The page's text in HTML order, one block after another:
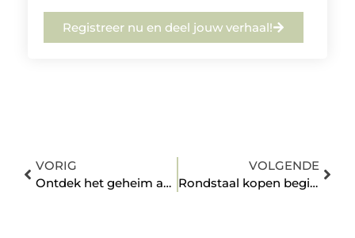
Registreer nu en deel jouw verhaal!
VORIG
Ontdek het geheim achter het geliefde partycentrum in Best
VOLGENDE
Rondstaal kopen begint bij overzicht en vertrouwen